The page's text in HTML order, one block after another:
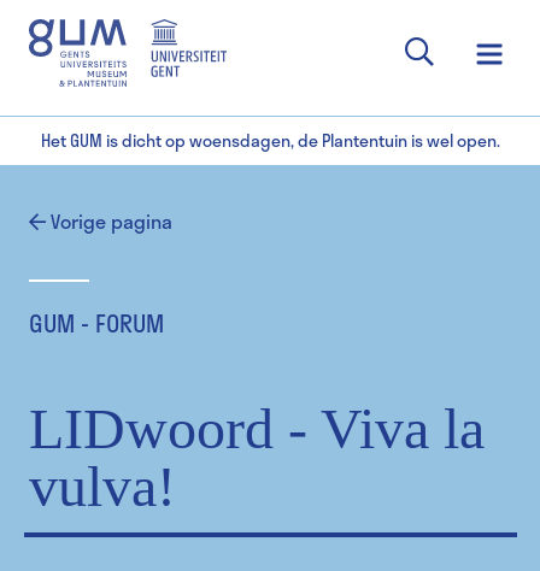
Het GUM is dicht op woensdagen, de Plantentuin is wel open.
Vorige pagina
LIDwoord - Viva la
vulva!
GUM - FORUM